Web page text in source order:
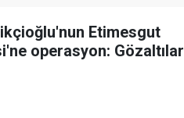
Etimesgut
operasyon: Gözaltılar